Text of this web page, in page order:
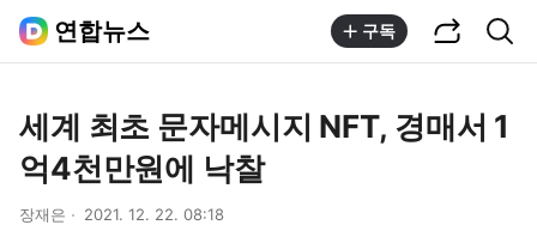
연합뉴스 구독
세계 최초 문자메시지 NFT, 경매서 1
억4천만원에 낙찰
장재은 2021. 12. 22. 08:18